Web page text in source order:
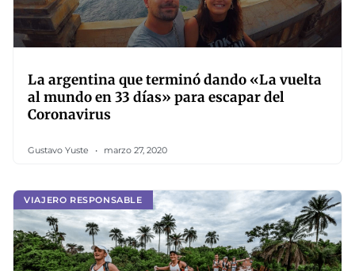
La argentina que terminó dando «La vuelta
al mundo en 33 días» para escapar del
Coronavirus
Gustavo Yuste marzo 27, 2020
VIAJERO RESPONSABLE